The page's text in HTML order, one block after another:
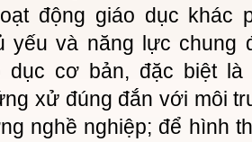
động giáo dục khác
yếu và năng lực chung
dục cơ bản, đặc biệt
xử đúng đắn với môi
nghề nghiệp; để hình